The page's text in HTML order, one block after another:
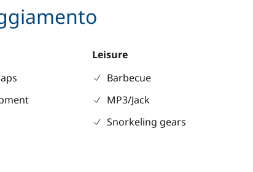
Leisure
Barbecue
MP3/Jack
Snorkeling gears